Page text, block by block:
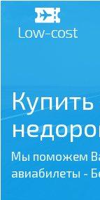
Мы поможем
авиабилеты -